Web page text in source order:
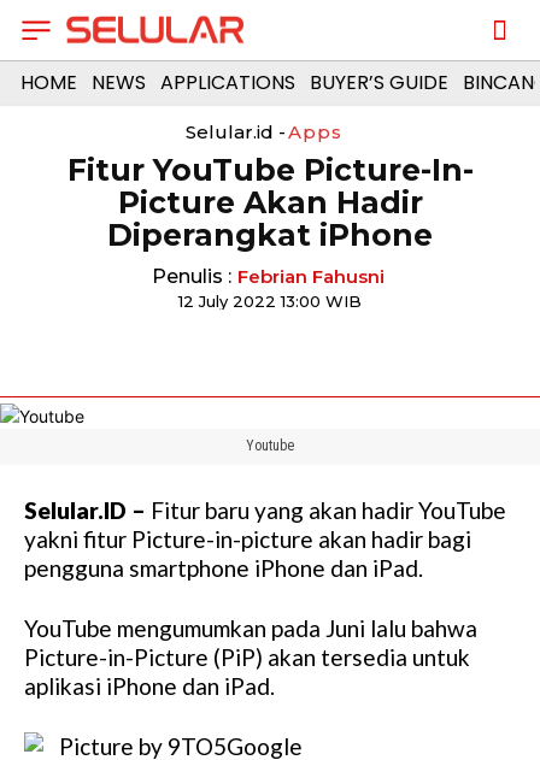
HOME NEWS APPLICATIONS BUYER’S GUIDE
Selular.id -Apps
Fitur YouTube Picture-In-
Picture Akan Hadir
Diperangkat iPhone
Penulis : Febrian Fahusni
12 July 2022 13:00 WIB
Youtube
Selular.ID – Fitur baru yang akan hadir YouTube
yakni fitur Picture-in-picture akan hadir bagi
pengguna smartphone iPhone dan iPad.
YouTube mengumumkan pada Juni lalu bahwa
Picture-in-Picture (PiP) akan tersedia untuk
aplikasi iPhone dan iPad.